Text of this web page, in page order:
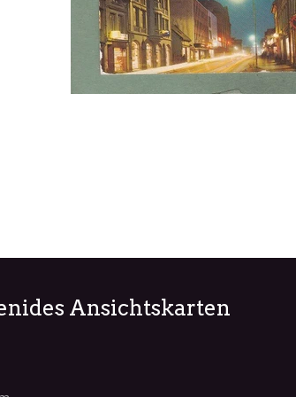
Ansichtskarten